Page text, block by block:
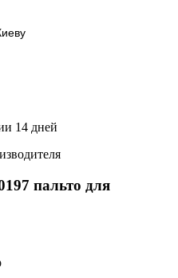
14 дней
пальто для